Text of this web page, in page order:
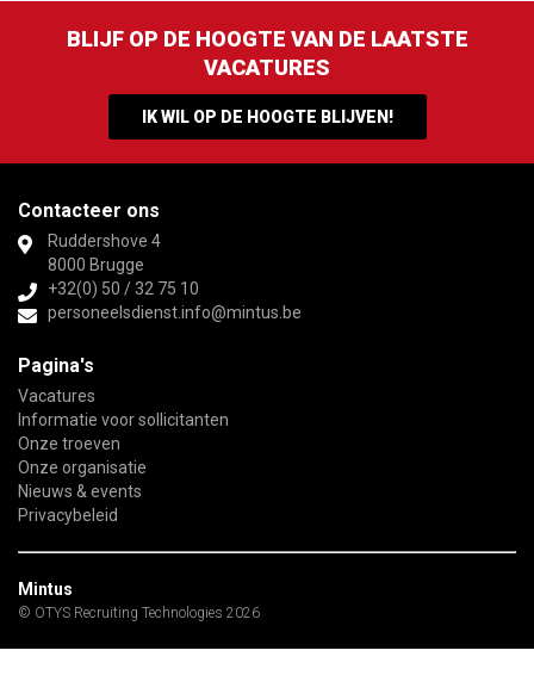
BLIJF OP DE HOOGTE VAN DE LAATSTE
VACATURES
IK WIL OP DE HOOGTE BLIJVEN!
Contacteer ons
Ruddershove 4
8000 Brugge
+32(0) 50 / 32 75 10
personeelsdienst.info@mintus.be
Pagina's
Vacatures
Informatie voor sollicitanten
Onze troeven
Onze organisatie
Nieuws & events
Privacybeleid
Mintus
© OTYS Recruiting Technologies 2026